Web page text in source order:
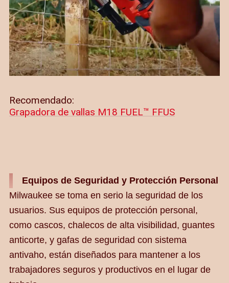
Recomendado:
Grapadora de vallas M18 FUEL™ FFUS
Equipos de Seguridad y Protección Personal
Milwaukee se toma en serio la seguridad de los
usuarios. Sus equipos de protección personal,
como cascos, chalecos de alta visibilidad, guantes
anticorte, y gafas de seguridad con sistema
antivaho, están diseñados para mantener a los
trabajadores seguros y productivos en el lugar de